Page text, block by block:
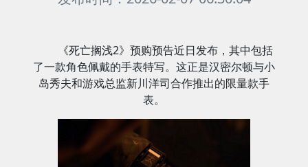
《死亡搁浅2》预购预告近日发布，其中包括
了一款角色佩戴的手表特写。这正是汉密尔顿与小
岛秀夫和游戏总监新川洋司合作推出的限量款手
表。